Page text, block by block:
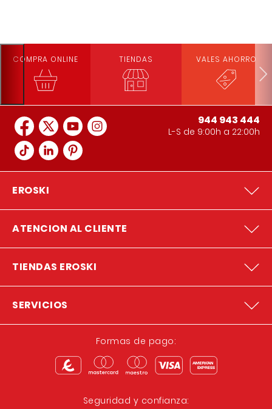
COMPRA ONLINE TIENDAS VALES AHORRO
944 943 444
L-S de 9:00h a 22:00h
EROSKI
ATENCION AL CLIENTE
TIENDAS EROSKI
SERVICIOS
Formas de pago:
Seguridad y confianza: